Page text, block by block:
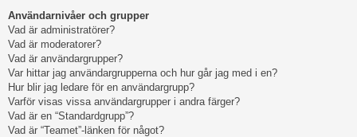
Användarnivåer och grupper
Vad är administratörer?
Vad är moderatorer?
Vad är användargrupper?
Var hittar jag användargrupperna och hur går jag med i en?
Hur blir jag ledare för en användargrupp?
Varför visas vissa användargrupper i andra färger?
Vad är en “Standardgrupp”?
Vad är “Teamet”-länken för något?